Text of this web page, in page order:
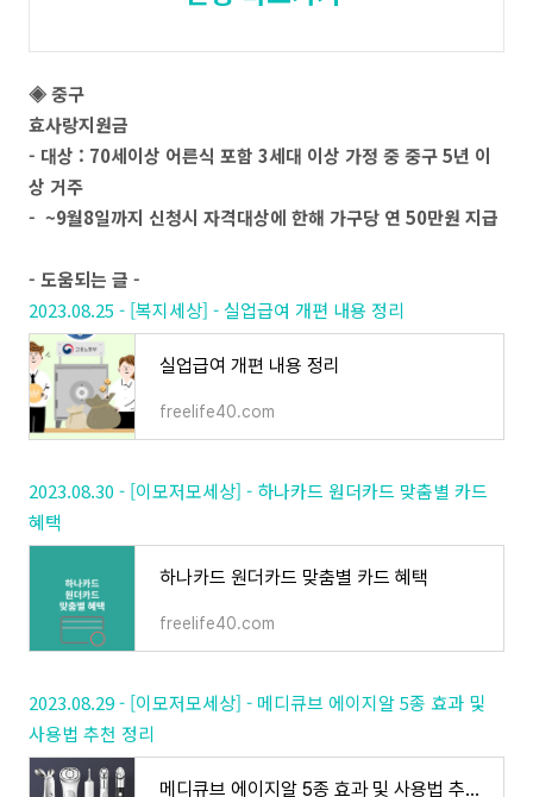
◈중구
효사랑지원금
- 대상 : 70세이상 어른식 포함 3세대 이상 가정 중 중구 5년 이
상 거주
- ~9월8일까지 신청시 자격대상에 한해 가구당 연 50만원 지급
- 도움되는 글 -
2023.08.25 - [복지세상] - 실업급여 개편 내용 정리
실업급여 개편 내용 정리
freelife40.com
2023.08.30 - [이모저모세상] - 하나카드 원더카드 맞춤별 카드
혜택
하나카드 원더카드 맞춤별 카드 혜택
freelife40.com
2023.08.29 - [이모저모세상] - 메디큐브 에이지알 5종 효과 및
사용법 추천 정리
메디큐브 에이지알 5종 효과 및 사용법 추천 정리